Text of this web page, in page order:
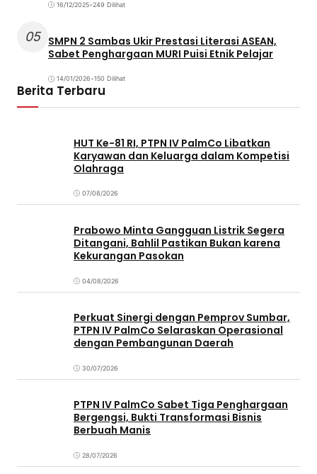
16/12/2025•249 Dilihat
05 SMPN 2 Sambas Ukir Prestasi Literasi ASEAN,
Sabet Penghargaan MURI Puisi Etnik Pelajar
14/01/2026•150 Dilihat
Berita Terbaru
HUT Ke-81 RI, PTPN IV PalmCo Libatkan
Karyawan dan Keluarga dalam Kompetisi
Olahraga
07/08/2026
Prabowo Minta Gangguan Listrik Segera
Ditangani, Bahlil Pastikan Bukan karena
Kekurangan Pasokan
04/08/2026
Perkuat Sinergi dengan Pemprov Sumbar,
PTPN IV PalmCo Selaraskan Operasional
dengan Pembangunan Daerah
30/07/2026
PTPN IV PalmCo Sabet Tiga Penghargaan
Bergengsi, Bukti Transformasi Bisnis
Berbuah Manis
28/07/2026